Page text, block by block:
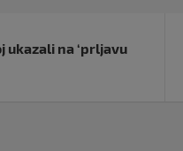
ukazali na ‘prljavu